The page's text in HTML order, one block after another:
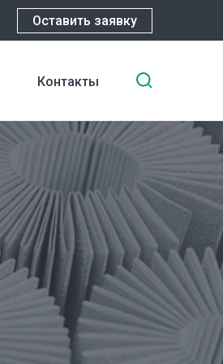
Оставить заявку
Контакты
слова